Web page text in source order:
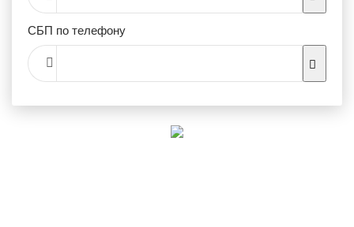
СБП по телефону